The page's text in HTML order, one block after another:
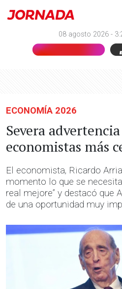
08 agosto 2026 -
ECONOMÍA 2026
Severa
economistas más
El economista, Ricardo
momento lo que se
real mejore” y destacó que
de una oportunidad muy